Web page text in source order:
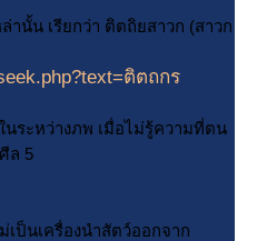
เรียกว่า ติตถิยสาวก (สาวก
ติตถกร
หว่างภพ เมื่อไม่รู้ความที่ตน
ล 5
เครื่องนําสัตว์ออกจาก